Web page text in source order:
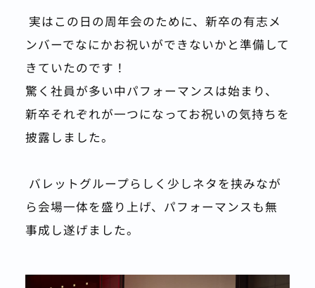
実はこの日の周年会のために、新卒の有志メ
ンバーでなにかお祝いができないかと準備して
きていたのです！
驚く社員が多い中パフォーマンスは始まり、
新卒それぞれが一つになってお祝いの気持ちを
披露しました。
バレットグループらしく少しネタを挟みなが
ら会場一体を盛り上げ、パフォーマンスも無
事成し遂げました。